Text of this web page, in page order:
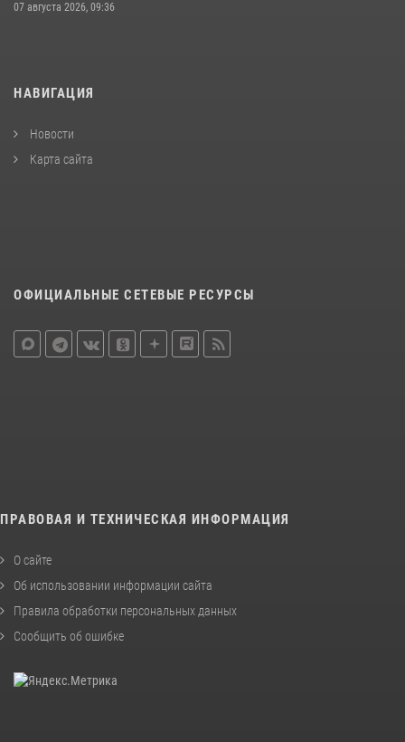
07 августа 2026, 09:36
НАВИГАЦИЯ
Новости
Карта сайта
ОФИЦИАЛЬНЫЕ СЕТЕВЫЕ РЕСУРСЫ
ПРАВОВАЯ И ТЕХНИЧЕСКАЯ ИНФОРМАЦИЯ
О сайте
Об использовании информации сайта
Правила обработки персональных данных
Сообщить об ошибке